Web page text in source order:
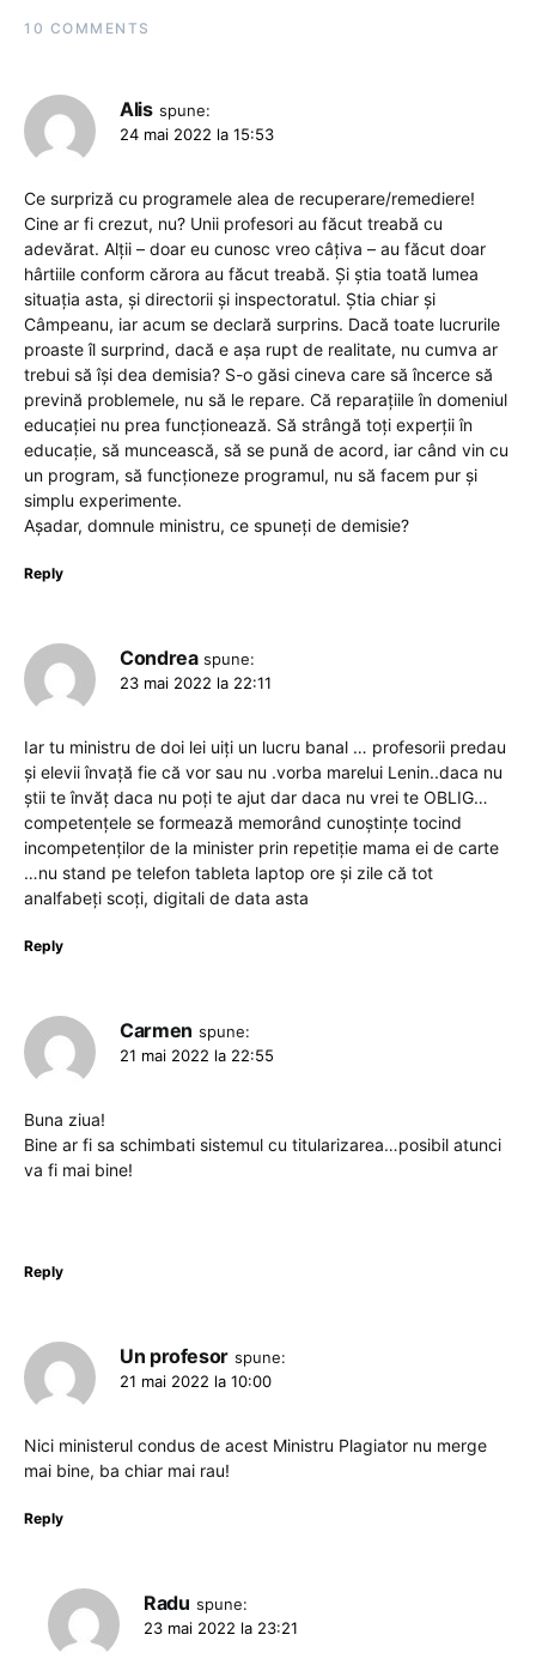
10 COMMENTS
Alis spune:
24 mai 2022 la 15:53
Ce surpriză cu programele alea de recuperare/remediere!
Cine ar fi crezut, nu? Unii profesori au făcut treabă cu
adevărat. Alții – doar eu cunosc vreo câțiva – au făcut doar
hârtiile conform cărora au făcut treabă. Și știa toată lumea
situația asta, și directorii și inspectoratul. Știa chiar și
Câmpeanu, iar acum se declară surprins. Dacă toate lucrurile
proaste îl surprind, dacă e așa rupt de realitate, nu cumva ar
trebui să își dea demisia? S-o găsi cineva care să încerce să
prevină problemele, nu să le repare. Că reparațiile în domeniul
educației nu prea funcționează. Să strângă toți experții în
educație, să muncească, să se pună de acord, iar când vin cu
un program, să funcționeze programul, nu să facem pur și
simplu experimente.
Așadar, domnule ministru, ce spuneți de demisie?
Reply
Condrea spune:
23 mai 2022 la 22:11
Iar tu ministru de doi lei uiți un lucru banal … profesorii predau
și elevii învață fie că vor sau nu .vorba marelui Lenin..daca nu
știi te învăț daca nu poți te ajut dar daca nu vrei te OBLIG…
competențele se formează memorând cunoștințe tocind
incompetenților de la minister prin repetiție mama ei de carte
…nu stand pe telefon tableta laptop ore și zile că tot
analfabeți scoți, digitali de data asta
Reply
Carmen spune:
21 mai 2022 la 22:55
Buna ziua!
Bine ar fi sa schimbati sistemul cu titularizarea…posibil atunci
va fi mai bine!
Reply
Un profesor spune:
21 mai 2022 la 10:00
Nici ministerul condus de acest Ministru Plagiator nu merge
mai bine, ba chiar mai rau!
Reply
Radu spune:
23 mai 2022 la 23:21